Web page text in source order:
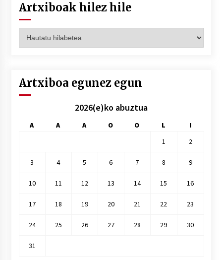
Artxiboak hilez hile
hilez
Artxiboa egunez egun
2026(e)ko abuztua
A A A O O L
I
1
2
3 4 5 6 7 8 9
10 11 12 13 14 15 16
17 18 19 20 21 22 23
24 25 26 27 28 29 30
31